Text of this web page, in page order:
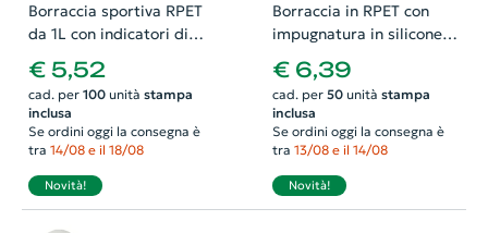
Borraccia sportiva RPET
da 1L con indicatori di
tempo motivazionali e
coperchio flip top
€ 5,52
cad. per 100unità stampa
inclusa
Se ordini oggi la consegna è
tra 14/08 e il 18/08
Novità!
Borraccia in RPET con
impugnatura in silicone e
coperchio flip-top 700ml
€ 6,39
cad. per 50unità stampa
inclusa
Se ordini oggi la consegna è
tra 13/08 e il 14/08
Novità!